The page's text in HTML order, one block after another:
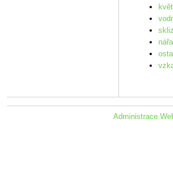
Administrace